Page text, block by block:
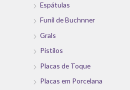
Espátulas
Funil de Buchnner
Grals
Pistilos
Placas de Toque
Placas em Porcelana